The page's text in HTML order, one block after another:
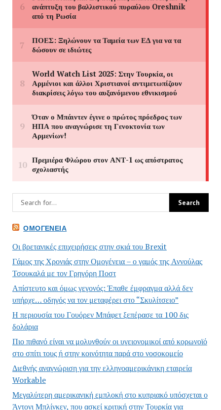
ΟΜΟΓΈΝΕΙΑ
Οι βρετανικές επιχειρήσεις στην σκιά του Brexit
Γάμος της Χρονιάς στην Ομογένεια – ο γαμός της Αννούλας
Τσουκαλά με τον Γρηγόρη Ποστ
Απίστευτο και όμως γεγονός: Έπαθε έμφραγμα αλλά δεν
υπήρχε… οδηγός να τον μεταφέρει στο “Σκυλίτσειο”
Η περιουσία του Γουόρεν Μπάφετ ξεπέρασε τα 100 δις
δολάρια
Πιο πιθανό είναι να μολυνθούν οι υγειονομικοί από κορωνοϊό
στο σπίτι τους ή στην κοινότητα παρά στο νοσοκομείο
Διεθνής αναγνώριση για την ελληνοαμερικάνικη εταιρεία
Workable
Μεγαλύτερη αμερικανική εμπλοκή στο κυπριακό υπόσχεται ο
Άντονι Μπλίνκεν, που ασκεί κριτική στην Τουρκία για